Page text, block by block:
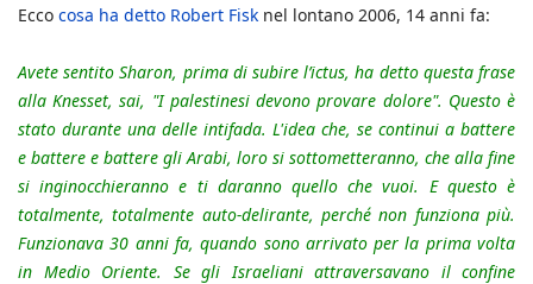
Ecco cosa ha detto Robert Fisk nel lontano 2006, 14 anni fa:
Avete sentito Sharon, prima di subire l’ictus, ha detto questa frase
alla Knesset, sai, "I palestinesi devono provare dolore". Questo è
stato durante una delle intifada. L'idea che, se continui a battere
e battere e battere gli Arabi, loro si sottometteranno, che alla fine
si inginocchieranno e ti daranno quello che vuoi. E questo è
totalmente, totalmente auto-delirante, perché non funziona più.
Funzionava 30 anni fa, quando sono arrivato per la prima volta
in Medio Oriente. Se gli Israeliani attraversavano il confine